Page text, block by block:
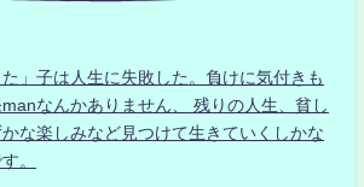
」子は人生に失敗した。負けに気付きも
なんかありません、 残りの人生、貧し
な楽しみなど見つけて生きていくしかな
。